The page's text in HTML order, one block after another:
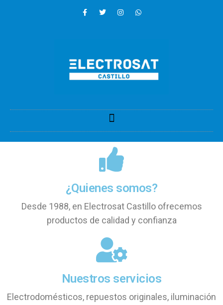
¿Quienes somos?
Desde 1988, en Electrosat Castillo ofrecemos
productos de calidad y confianza
Nuestros servicios
Electrodomésticos, repuestos originales, iluminación